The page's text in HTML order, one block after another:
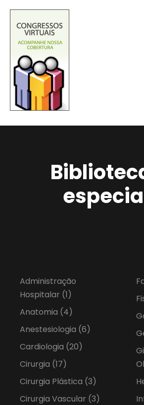
Administração
Hospitalar (1)
Anatomia (4)
Anestesiologia (6)
Cardiologia (20)
Cirurgia (17)
Cirurgia Plástica (3)
Cirurgia Vascular (3)